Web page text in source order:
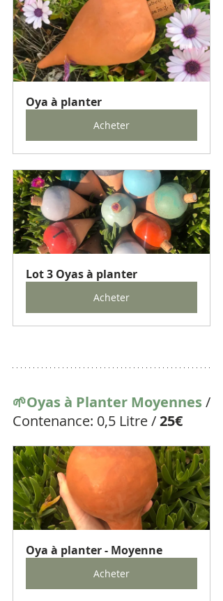
Oya à planter
Acheter
Lot 3 Oyas à planter
Acheter
🌱Oyas à Planter Moyennes /
Contenance: 0,5 Litre / 25€
Oya à planter - Moyenne
Acheter